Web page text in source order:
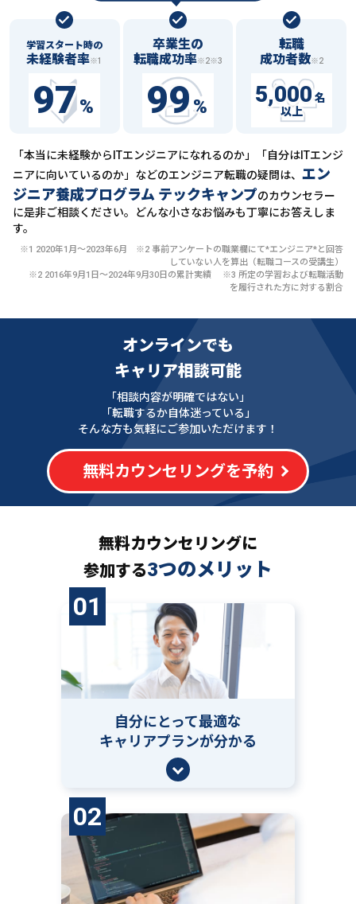
学習スタート時の
未経験者率※1
97%
卒業生の
転職成功率※2※3
99%
転職
成功者数※2
5,000 名
以上
「本当に未経験からITエンジニアになれるのか」「自分はITエンジ
ニアに向いているのか」などのエンジニア転職の疑問は、 エン
ジニア養成プログラム テックキャンプのカウンセラー
に是非ご相談ください。どんな小さなお悩みも丁寧にお答えしま
す。
※1 2020年1月〜2023年6月 ※2 事前アンケートの職業欄にて*エンジニア*と回答
していない人を算出（転職コースの受講生）
※2 2016年9月1日〜2024年9月30日の累計実績 ※3 所定の学習および転職活動
を履行された方に対する割合
オンラインでも
キャリア相談可能
「相談内容が明確ではない」
「転職するか自体迷っている」
そんな方も気軽にご参加いただけます！
無料カウンセリングを予約
無料カウンセリングに
参加する3つのメリット
01
自分にとって最適な
キャリアプランが分かる
02